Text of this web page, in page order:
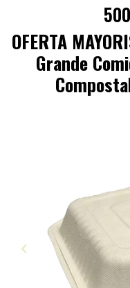
OFERTA
Grande